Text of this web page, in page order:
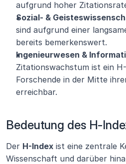
aufgrund hoher
Sozial- &
sind aufgrund einer
bereits bemerkenswert.
Ingenieurwesen &
Zitationswachstum ist ein
Forschende in der Mitte
erreichbar.
Bedeutung des H-
Der H-Index ist eine zentrale
Wissenschaft und darüber